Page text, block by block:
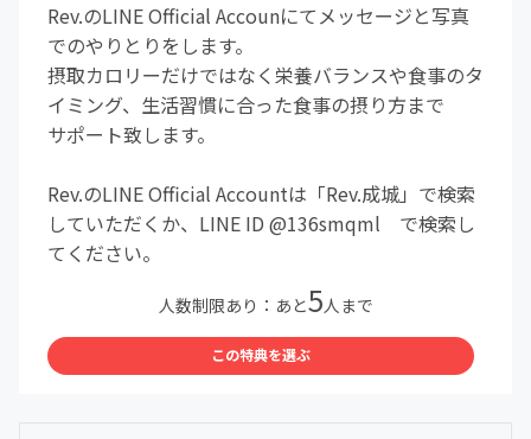
Rev.のLINE Official Accounにてメッセージと写真
でのやりとりをします。
摂取カロリーだけではなく栄養バランスや食事のタ
イミング、生活習慣に合った食事の摂り方まで
サポート致します。
Rev.のLINE Official Accountは「Rev.成城」で検索
していただくか、LINE ID @136smqml で検索し
てください。
人数制限あり：あと5人まで
この特典を選ぶ